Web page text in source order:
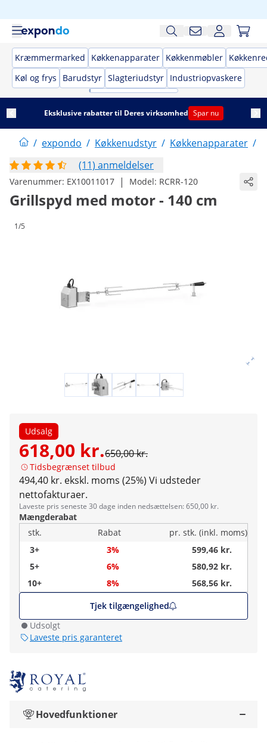
Kræmmermarked Køkkenapparater Køkkenmøbler
Køl og frys
Barudstyr Slagteriudstyr Industriopvaskere
Eksklusive rabatter til Deres virksomhed Spar nu
/ expondo / Køkkenudstyr / Køkkenapparater /
(11) anmeldelser
Varenummer: EX10011017 | Model: RCRR-120
Grillspyd med motor - 140 cm
1/5
Udsalg
618,00 kr.650,00 kr.
Tidsbegrænset tilbud
494,40 kr. ekskl. moms (25%) Vi udsteder
nettofakturaer.
Laveste pris seneste 30 dage inden nedsættelsen: 650,00 kr.
Mængderabat
stk.
Rabat
pr. stk. (inkl. moms)
3+
3%
599,46 kr.
5+
6%
580,92 kr.
10+
8%
568,56 kr.
Tjek tilgængelighed
Udsolgt
Laveste pris garanteret
Hovedfunktioner